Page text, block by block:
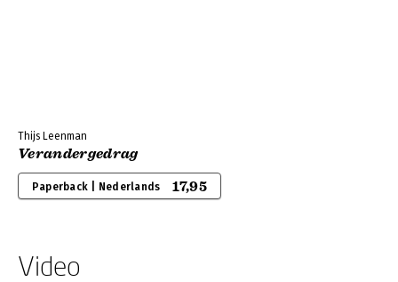
Thijs Leenman
Verandergedrag
Paperback | Nederlands 17,95
Video